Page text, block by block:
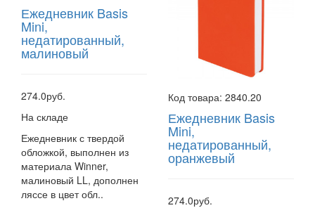
Ежедневник Basis
Mini,
недатированный,
малиновый
274.0руб.
На складе
Ежедневник с твердой
обложкой, выполнен из
материала Winner,
малиновый LL, дополнен
ляссе в цвет обл..
Код товара: 2840.20
Ежедневник Basis
Mini,
недатированный,
оранжевый
274.0руб.